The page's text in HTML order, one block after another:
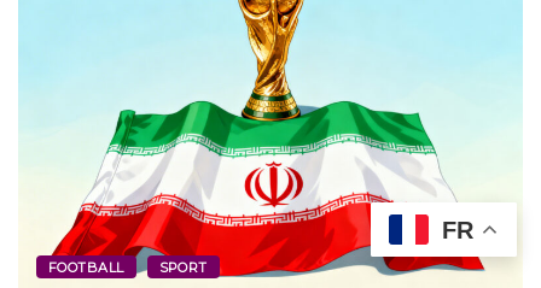
FOOTBALL SPORT
FR